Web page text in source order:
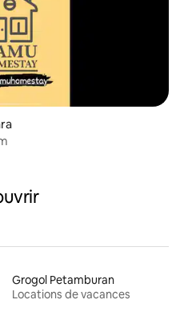
Grogol Petamburan
Locations de vacances